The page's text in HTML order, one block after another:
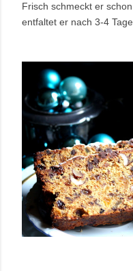
Frisch schmeckt er
entfaltet er nach 3-4